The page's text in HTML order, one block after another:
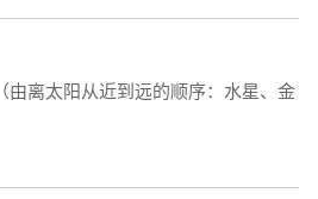
由离太阳从近到远的顺序：水星、金